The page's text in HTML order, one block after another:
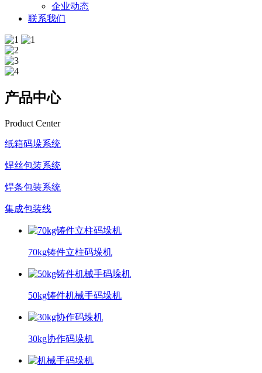
企业动态
联系我们
产品中心
Product Center
纸箱码垛系统
焊丝包装系统
焊条包装系统
集成包装线
70kg铸件立柱码垛机
50kg铸件机械手码垛机
30kg协作码垛机